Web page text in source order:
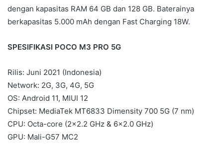
dengan kapasitas RAM 64 GB dan 128 GB. Baterainya
berkapasitas 5.000 mAh dengan Fast Charging 18W.
SPESIFIKASI POCO M3 PRO 5G
Rilis: Juni 2021 (Indonesia)
Network: 2G, 3G, 4G, 5G
OS: Android 11, MIUI 12
Chipset: MediaTek MT6833 Dimensity 700 5G (7 nm)
CPU: Octa-core (2×2.2 GHz & 6×2.0 GHz)
GPU: Mali-G57 MC2